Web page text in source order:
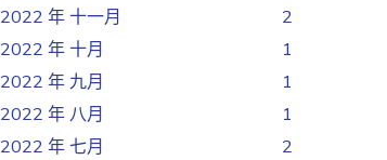
2022 年 十一月
2
2022 年 十月
1
2022 年 九月
1
2022 年 八月
1
2022 年 七月
2